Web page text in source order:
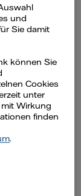
und
Sie damit
können Sie
Cookies
unter
mit Wirkung
finden
.